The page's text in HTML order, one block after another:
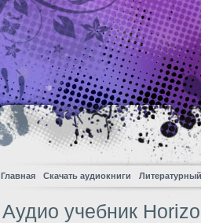
Главная Скачать аудиокниги
Аудио учебник